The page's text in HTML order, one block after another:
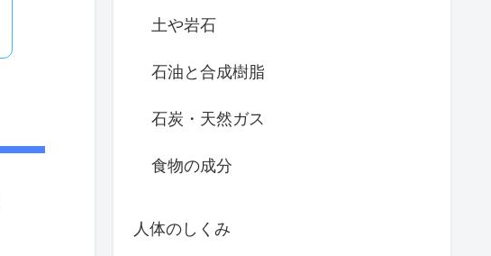
土や岩石
石油と合成樹脂
石炭・天然ガス
食物の成分
人体のしくみ